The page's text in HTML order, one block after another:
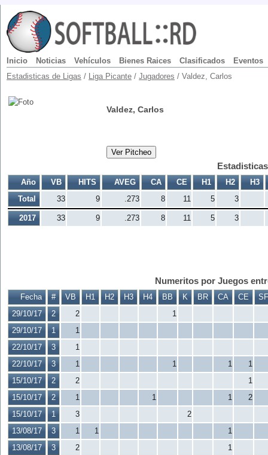
Inicio Noticias Vehículos Bienes Raices Clasificados
Eventos
Estadisticas de Ligas / Liga Picante / Jugadores / Valdez, Carlos
Valdez, Carlos
Ver Pitcheo
Año VB HITS AVEG CA CE H1 H2
H3
Total
33 9 .273 8 11 5 3
2017 33 9 .273 8 11 5 3
Numeritos por Juegos
Fecha # VB H1 H2 H3 H4 BB K BR CA CE
SF
29/10/17
2 2
1
29/10/17
1
1
22/10/17
3
1
22/10/17
3 1 1 1
1
15/10/17
2 2
1
15/10/17
2 1 1 1
2
15/10/17
1 3
2
13/08/17
3 1 1
1
13/08/17
3 2
1